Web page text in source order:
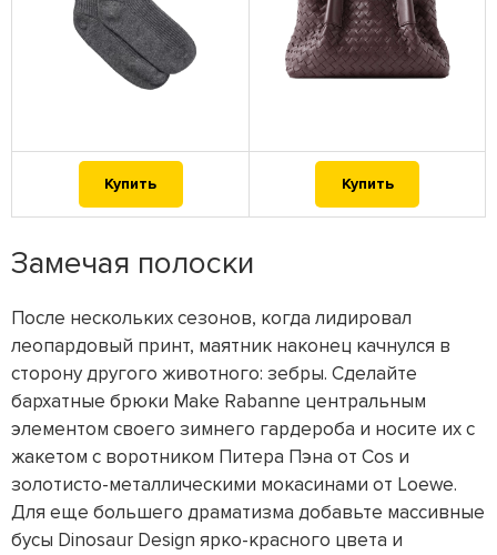
Купить Купить
Замечая полоски
После нескольких сезонов, когда лидировал
леопардовый принт, маятник наконец качнулся в
сторону другого животного: зебры. Сделайте
бархатные брюки Make Rabanne центральным
элементом своего зимнего гардероба и носите их с
жакетом с воротником Питера Пэна от Cos и
золотисто-металлическими мокасинами от Loewe.
Для еще большего драматизма добавьте массивные
бусы Dinosaur Design ярко-красного цвета и